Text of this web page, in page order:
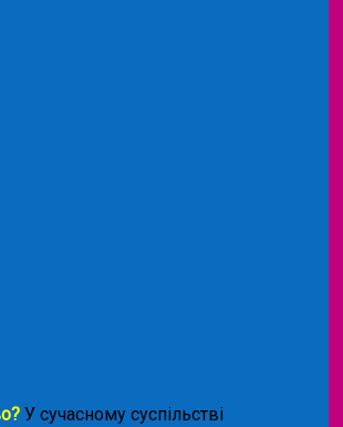
У сучасному суспільстві